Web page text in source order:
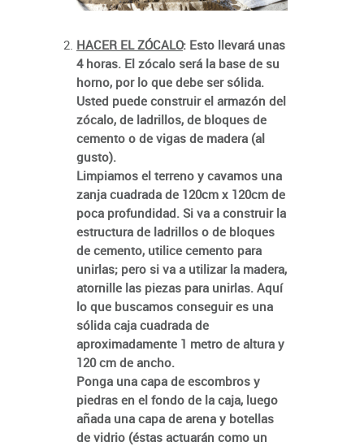
HACER EL ZÓCALO: Esto llevará unas
4 horas. El zócalo será la base de su
horno, por lo que debe ser sólida.
Usted puede construir el armazón del
zócalo, de ladrillos, de bloques de
cemento o de vigas de madera (al
gusto).
Limpiamos el terreno y cavamos una
zanja cuadrada de 120cm x 120cm de
poca profundidad. Si va a construir la
estructura de ladrillos o de bloques
de cemento, utilice cemento para
unirlas; pero si va a utilizar la madera,
atornille las piezas para unirlas. Aquí
lo que buscamos conseguir es una
sólida caja cuadrada de
aproximadamente 1 metro de altura y
120 cm de ancho.
Ponga una capa de escombros y
piedras en el fondo de la caja, luego
añada una capa de arena y botellas
de vidrio (éstas actuarán como un